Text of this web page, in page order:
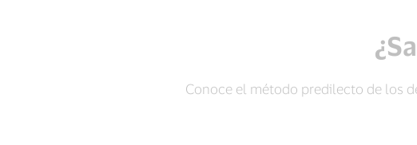
Conoce el método predilecto de los